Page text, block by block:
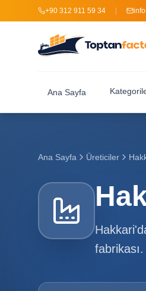
+90 312 911 59 34
Ana Sayfa
Ana Sayfa Üreticiler
Hakkari
fabrikası.